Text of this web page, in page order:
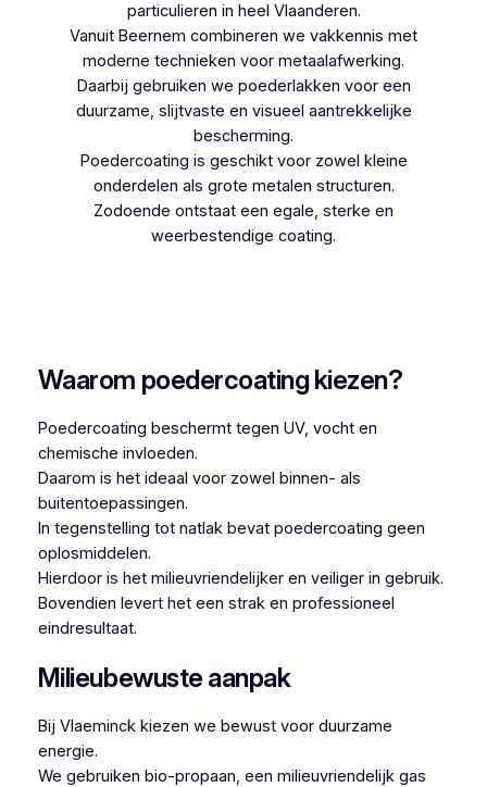
particulieren in heel Vlaanderen.
Vanuit Beernem combineren we vakkennis met
moderne technieken voor metaalafwerking.
Daarbij gebruiken we poederlakken voor een
duurzame, slijtvaste en visueel aantrekkelijke
bescherming.
Poedercoating is geschikt voor zowel kleine
onderdelen als grote metalen structuren.
Zodoende ontstaat een egale, sterke en
weerbestendige coating.
Waarom poedercoating kiezen?
Poedercoating beschermt tegen UV, vocht en
chemische invloeden.
Daarom is het ideaal voor zowel binnen- als
buitentoepassingen.
In tegenstelling tot natlak bevat poedercoating geen
oplosmiddelen.
Hierdoor is het milieuvriendelijker en veiliger in gebruik.
Bovendien levert het een strak en professioneel
eindresultaat.
Milieubewuste aanpak
Bij Vlaeminck kiezen we bewust voor duurzame
energie.
We gebruiken bio-propaan, een milieuvriendelijk gas